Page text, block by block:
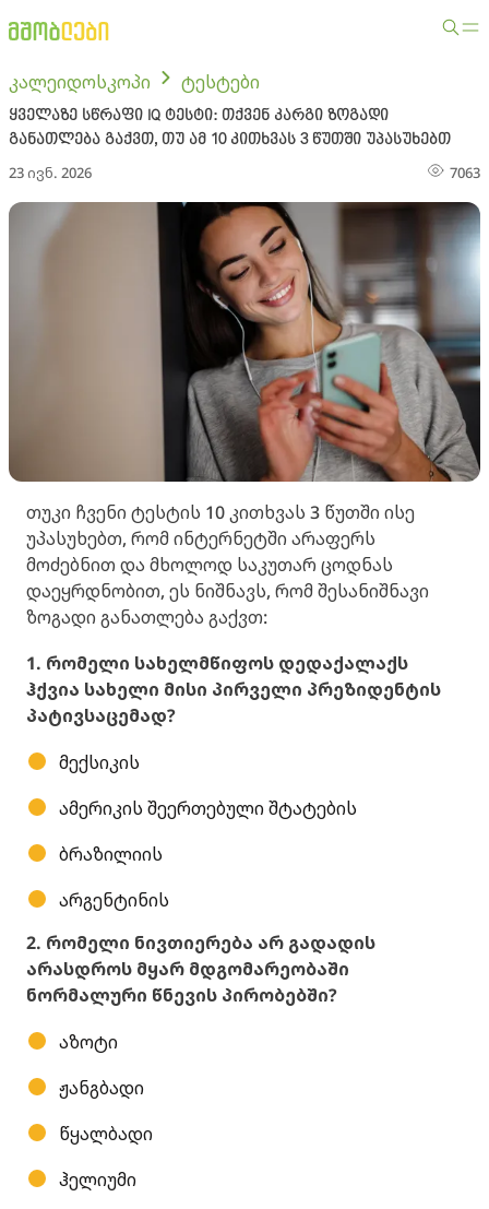
კალეიდოსკოპი ტესტები
ყველაზე სწრაფი IQ ტესტი: თქვენ კარგი ზოგადი
განათლება გაქვთ, თუ ამ 10 კითხვას 3 წუთში უპასუხებთ
23 ივნ. 2026 7063
თუკი ჩვენი ტესტის 10 კითხვას 3 წუთში ისე
უპასუხებთ, რომ ინტერნეტში არაფერს
მოძებნით და მხოლოდ საკუთარ ცოდნას
დაეყრდნობით, ეს ნიშნავს, რომ შესანიშნავი
ზოგადი განათლება გაქვთ:
1. რომელი სახელმწიფოს დედაქალაქს
ჰქვია სახელი მისი პირველი პრეზიდენტის
პატივსაცემად?
მექსიკის
ამერიკის შეერთებული შტატების
ბრაზილიის
არგენტინის
2. რომელი ნივთიერება არ გადადის
არასდროს მყარ მდგომარეობაში
ნორმალური წნევის პირობებში?
აზოტი
ჟანგბადი
წყალბადი
ჰელიუმი